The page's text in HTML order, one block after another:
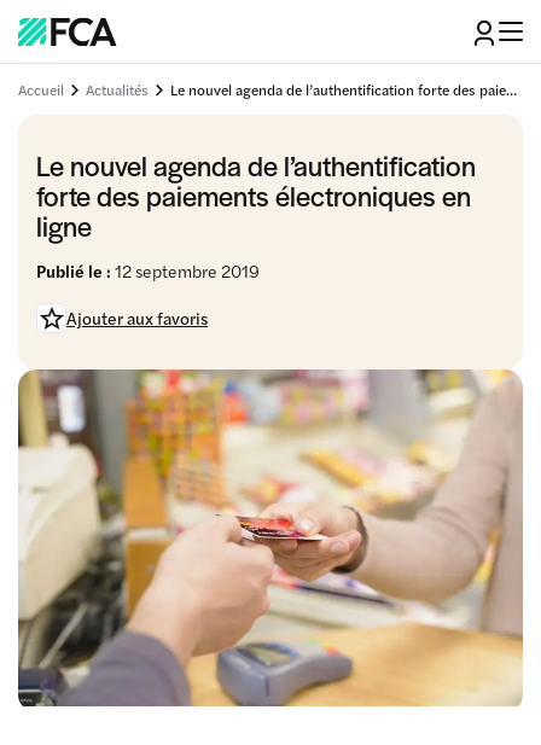
Accueil Actualités Le nouvel agenda de l’authentification forte des paiements électroniques en ligne
Le nouvel agenda de l’authentification
forte des paiements électroniques en
ligne
Publié le : 12 septembre 2019
Ajouter aux favoris